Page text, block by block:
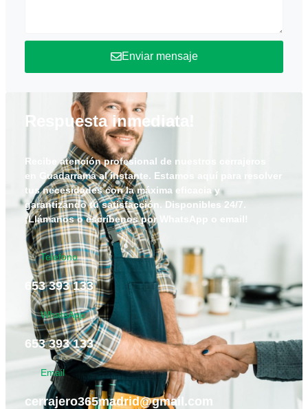
Enviar mensaje
Respuesta inmediata!
Recibe atención profesional de nuestros cerrajeros
en
Guadarramaal instante. Estamos aquí para resolver
tus necesidades con la máxima eficacia y
garantizando tu satisfacción. Disponibles 24/7.
¡Llámanos o escríbenos por WhatsApp o email!
Telefono
653 393 133
WhatsApp
653 393 133
Email
cerrajero365madrid@gmail.com